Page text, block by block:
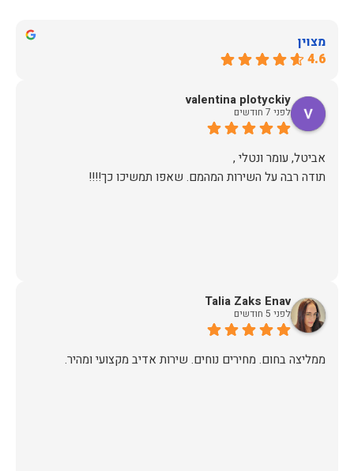
מצוין
4.6
valentina plotyckiy
לפני 7 חודשים
תודה רבה על השירות המהמם. שאפו תמשיכו כך!!!!
Talia Zaks Enav
לפני 5 חודשים
ממליצה בחום. מחירים נוחים. שירות אדיב מקצועי ומהיר.